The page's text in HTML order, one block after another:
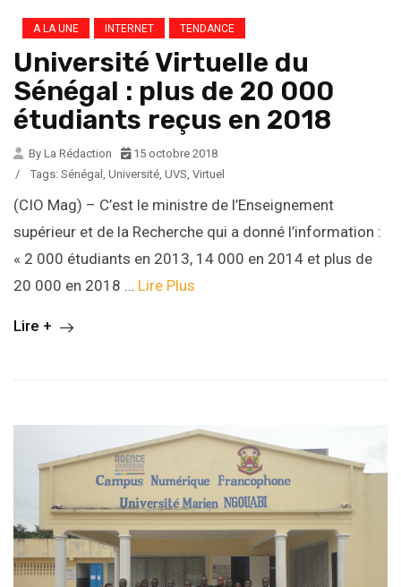
A LA UNE INTERNET TENDANCE
Université Virtuelle du
Sénégal : plus de 20 000
étudiants reçus en 2018
By La Rédaction
15 octobre 2018
/
Tags: Sénégal Université UVS Virtuel
(CIO Mag) – C’est le ministre de l’Enseignement
supérieur et de la Recherche qui a donné l’information :
« 2 000 étudiants en 2013, 14 000 en 2014 et plus de
20 000 en 2018 … Lire Plus
Lire +